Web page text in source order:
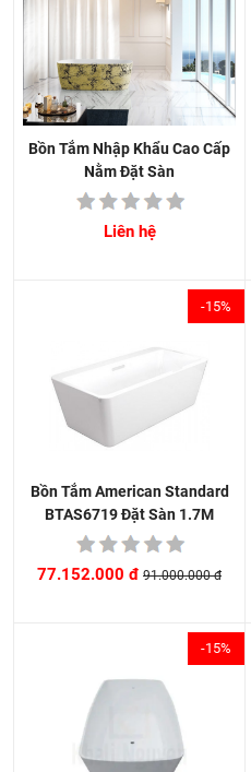
Bồn Tắm Nhập Khẩu Cao Cấp
Nằm Đặt Sàn
Liên hệ
-15%
Bồn Tắm American Standard
BTAS6719 Đặt Sàn 1.7M
77.152.000 đ 91.000.000 đ
-15%